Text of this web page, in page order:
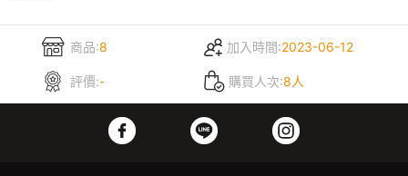
商品:8 加入時間:2023-06-12
評價:- 購買人次:8人